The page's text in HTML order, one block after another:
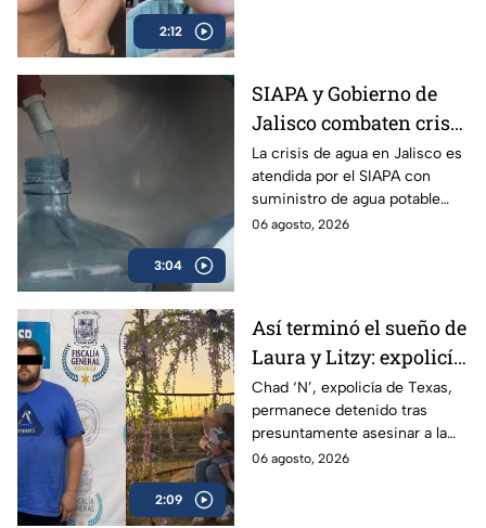
2:12
3:04
SIAPA y Gobierno de
Jalisco combaten crisis
de agua y llevan
suministro potable
gratuito a colonias
afectadas
La crisis de agua en Jalisco es
atendida por el SIAPA con
suministro de agua potable
gratuito, nuevas obras de
06 agosto, 2026
2:09
Así terminó el sueño de
Laura y Litzy: expolicía
de Texas permanece
detenido por
multihomicidio en
Saltillo
Chad ‘N’, expolicía de Texas,
permanece detenido tras
presuntamente asesinar a la
familia de su expareja en
06 agosto, 2026